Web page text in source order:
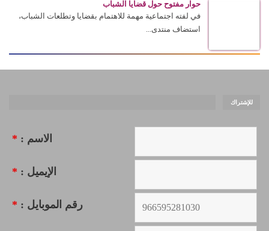
حوار مفتوح حول قضايا الشباب
في لفته اجتماعية مهمة للاهتمام بقضايا وتطلعات الشباب،
استضاف منتدى...
للإشتراك
الاسم : *
الإيميل : *
رقم الموبايل : *